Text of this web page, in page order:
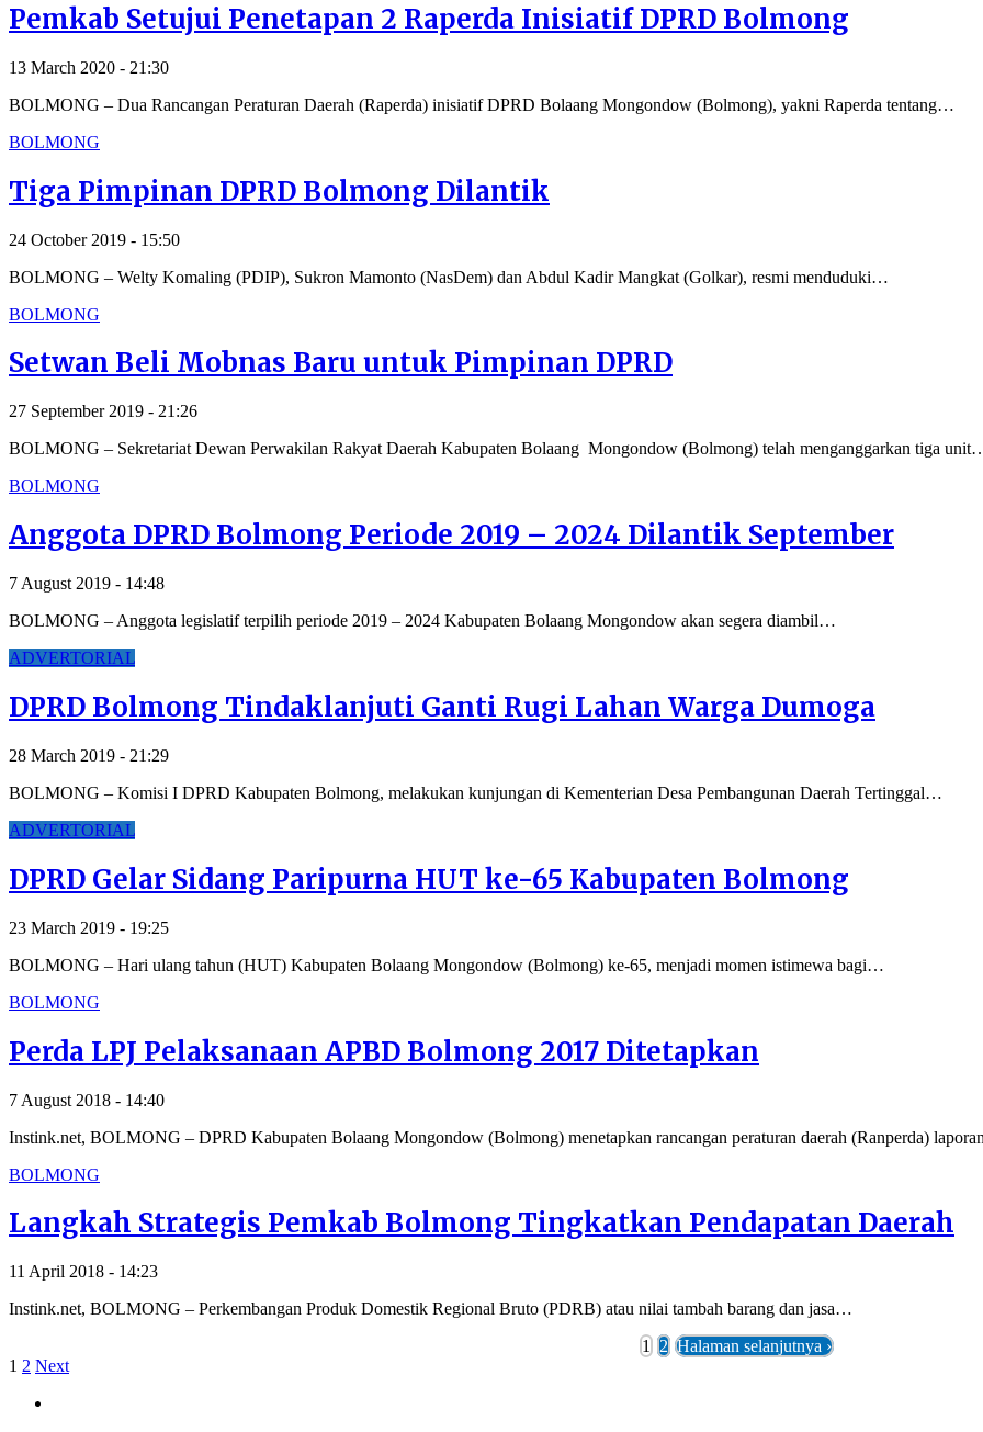
Pemkab Setujui Penetapan 2 Raperda Inisiatif DPRD Bolmong
13 March 2020 - 21:30
BOLMONG – Dua Rancangan Peraturan Daerah (Raperda) inisiatif DPRD Bolaang Mongondow (Bolmong), yakni Raperda tentang…
BOLMONG
Tiga Pimpinan DPRD Bolmong Dilantik
24 October 2019 - 15:50
BOLMONG – Welty Komaling (PDIP), Sukron Mamonto (NasDem) dan Abdul Kadir Mangkat (Golkar), resmi menduduki…
BOLMONG
Setwan Beli Mobnas Baru untuk Pimpinan DPRD
27 September 2019 - 21:26
BOLMONG – Sekretariat Dewan Perwakilan Rakyat Daerah Kabupaten Bolaang Mongondow (Bolmong) telah menganggarkan tiga
BOLMONG
Anggota DPRD Bolmong Periode 2019 – 2024 Dilantik September
7 August 2019 - 14:48
BOLMONG – Anggota legislatif terpilih periode 2019 – 2024 Kabupaten Bolaang Mongondow akan segera diambil…
ADVERTORIAL
DPRD Bolmong Tindaklanjuti Ganti Rugi Lahan Warga Dumoga
28 March 2019 - 21:29
BOLMONG – Komisi I DPRD Kabupaten Bolmong, melakukan kunjungan di Kementerian Desa Pembangunan Daerah Tertinggal…
ADVERTORIAL
DPRD Gelar Sidang Paripurna HUT ke-65 Kabupaten Bolmong
23 March 2019 - 19:25
BOLMONG – Hari ulang tahun (HUT) Kabupaten Bolaang Mongondow (Bolmong) ke-65, menjadi momen istimewa bagi…
BOLMONG
Perda LPJ Pelaksanaan APBD Bolmong 2017 Ditetapkan
7 August 2018 - 14:40
Instink.net, BOLMONG – DPRD Kabupaten Bolaang Mongondow (Bolmong) menetapkan rancangan peraturan daerah (Ranperda)
BOLMONG
Langkah Strategis Pemkab Bolmong Tingkatkan Pendapatan Daerah
11 April 2018 - 14:23
Instink.net, BOLMONG – Perkembangan Produk Domestik Regional Bruto (PDRB) atau nilai tambah barang dan jasa…
1
2 Halaman selanjutnya ›
1 2 Next